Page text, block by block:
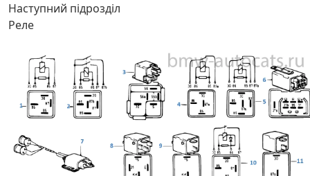
Наступний підрозділ
Реле